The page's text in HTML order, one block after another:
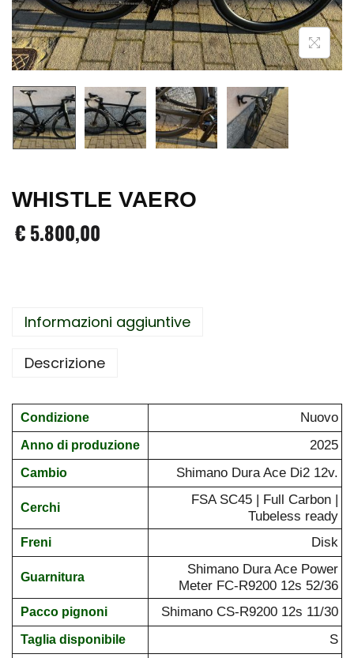
i
o
n
e
WHISTLE VAERO
€5.800,00
Informazioni aggiuntive
Descrizione
Condizione Nuovo
Anno di produzione 2025
Cambio Shimano Dura Ace Di2 12v.
Cerchi
FSA SC45 | Full Carbon |
Tubeless ready
Freni Disk
Guarnitura
Shimano Dura Ace Power
Meter FC-R9200 12s 52/36
Pacco pignoni Shimano CS-R9200 12s 11/30
Taglia disponibile S